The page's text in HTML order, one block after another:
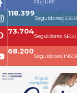
Fãs LIKE
118.399
Seguidores|
73.704
Seguidores|
68.200
Seguidores|